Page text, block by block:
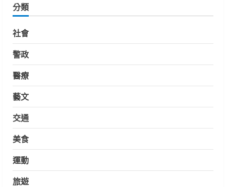
分類
社會
警政
醫療
藝文
交通
美食
運動
旅遊